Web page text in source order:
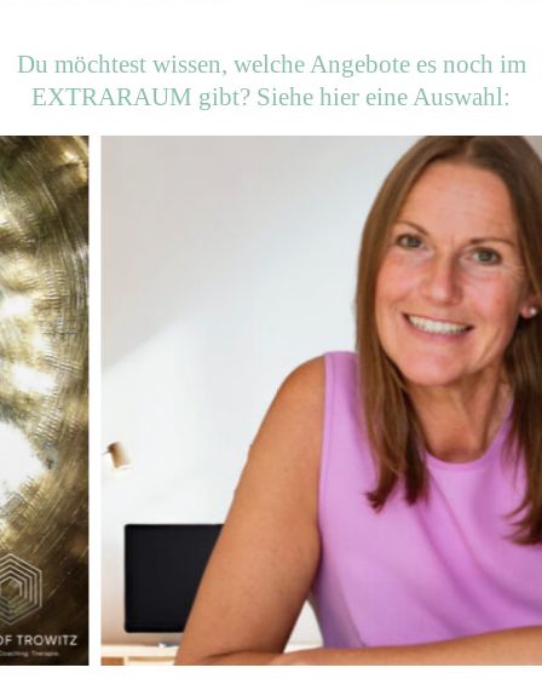
Du möchtest wissen, welche Angebote es noch im
EXTRARAUM gibt? Siehe hier eine Auswahl: